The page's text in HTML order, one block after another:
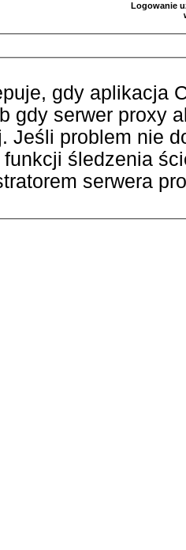
Logowanie
gdy aplikacja
gdy serwer proxy
Jeśli problem nie
śledzenia
serwera